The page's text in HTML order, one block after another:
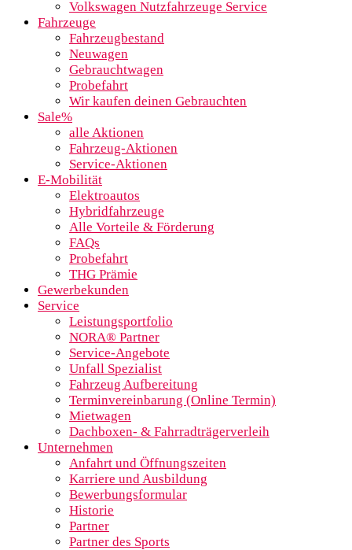
Volkswagen Nutzfahrzeuge Service
Fahrzeuge
Fahrzeugbestand
Neuwagen
Gebrauchtwagen
Probefahrt
Wir kaufen deinen Gebrauchten
Sale%
alle Aktionen
Fahrzeug-Aktionen
Service-Aktionen
E-Mobilität
Elektroautos
Hybridfahrzeuge
Alle Vorteile & Förderung
FAQs
Probefahrt
THG Prämie
Gewerbekunden
Service
Leistungsportfolio
NORA® Partner
Service-Angebote
Unfall Spezialist
Fahrzeug Aufbereitung
Terminvereinbarung (Online Termin)
Mietwagen
Dachboxen- & Fahrradträgerverleih
Unternehmen
Anfahrt und Öffnungszeiten
Karriere und Ausbildung
Bewerbungsformular
Historie
Partner
Partner des Sports